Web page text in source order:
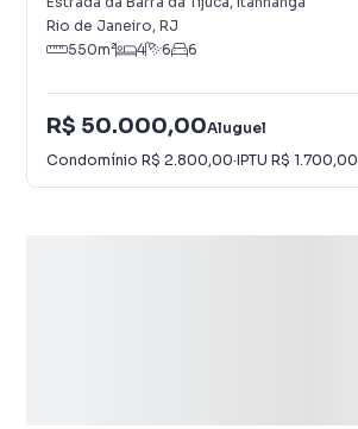
Rio de Janeiro, RJ
550m² 4 6 6
R$ 50.000,00Aluguel
Condomínio R$ 2.800,00·IPTU R$ 1.700,00